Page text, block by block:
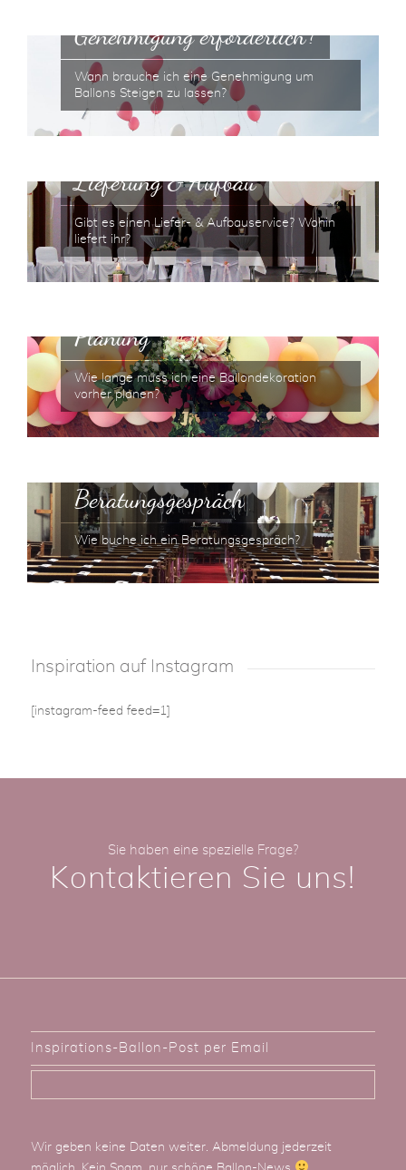
Genehmigung erforderlich?
Wann brauche ich eine Genehmigung um
Ballons Steigen zu lassen?
Lieferung & Aufbau
Gibt es einen Liefer- & Aufbauservice? Wohin
liefert ihr?
Planung
Wie lange muss ich eine Ballondekoration
vorher planen?
Beratungsgespräch
Wie buche ich ein Beratungsgespräch?
Inspiration auf Instagram
[instagram-feed feed=1]
Sie haben eine spezielle Frage?
Kontaktieren Sie uns!
Inspirations-Ballon-Post per Email
Wir geben keine Daten weiter. Abmeldung jederzeit